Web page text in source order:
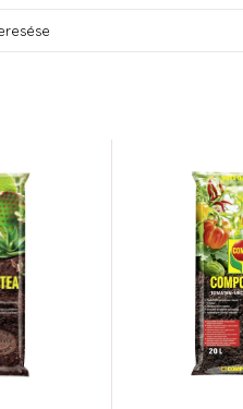
products in this collection.